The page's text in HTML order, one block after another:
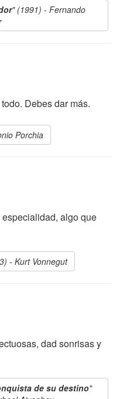
" (1991) - Fernando
Debes dar más.
Porchia
algo que
- Kurt Vonnegut
dad sonrisas y
de su destino"